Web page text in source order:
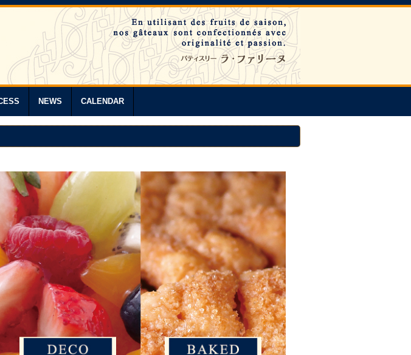
NEWS CALENDAR